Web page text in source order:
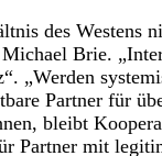
des Westens
Brie.
„Werden
Partner für
bleibt
Partner mit